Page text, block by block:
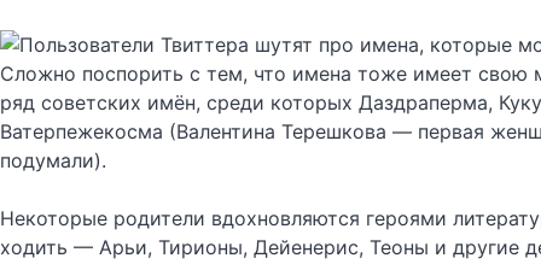
Сложно поспорить с тем, что имена тоже имеет свою
ряд советских имён, среди которых Даздраперма,
Ватерпежекосма (Валентина Терешкова — первая
подумали).
Некоторые родители вдохновляются героями
ходить — Арьи, Тирионы, Дейенерис, Теоны и другие